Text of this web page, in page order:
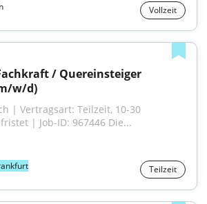
Vollzeit
/ Quereinsteiger
w/d)
| Vertragsart: Teilzeit, 10-30
| Job-ID: 967446 Die...
Teilzeit